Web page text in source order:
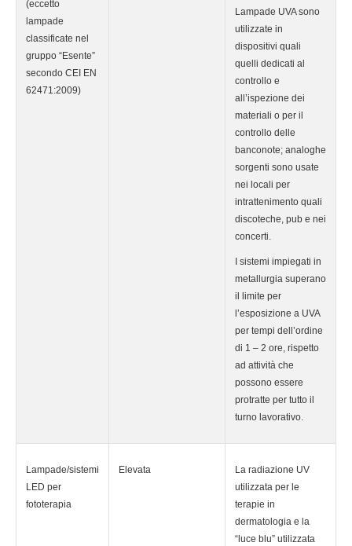
(eccetto
lampade
classificate nel
gruppo “Esente”
secondo CEI EN
62471:2009)
Lampade UVA sono
utilizzate in
dispositivi quali
quelli dedicati al
controllo e
all’ispezione dei
materiali o per il
controllo delle
banconote; analoghe
sorgenti sono usate
nei locali per
intrattenimento quali
discoteche, pub e nei
concerti.
I sistemi impiegati in
metallurgia superano
il limite per
l’esposizione a UVA
per tempi dell’ordine
di 1 – 2 ore, rispetto
ad attività che
possono essere
protratte per tutto il
turno lavorativo.
Lampade/sistemi
LED per
fototerapia
Elevata
La radiazione UV
utilizzata per le
terapie in
dermatologia e la
“luce blu” utilizzata